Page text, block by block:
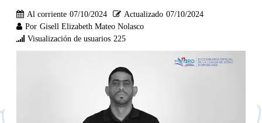
Al corriente 07/10/2024 Actualizado 07/10/2024
Por Gisell Elizabeth Mateo Nolasco
Visualización de usuarios 225